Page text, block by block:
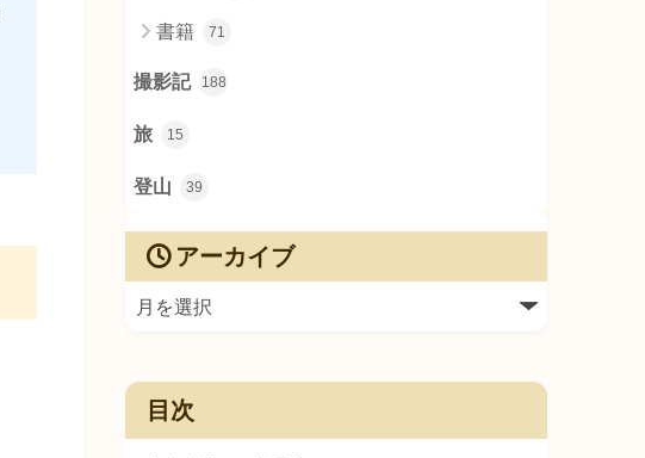
書籍 71
撮影記 188
旅 15
登山 39
アーカイブ
目次